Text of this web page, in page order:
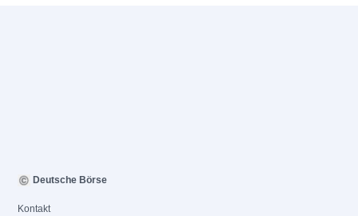
Deutsche Börse
Kontakt